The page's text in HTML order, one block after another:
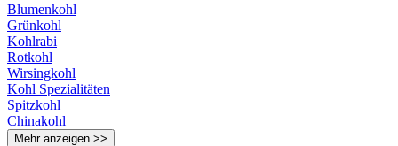
Blumenkohl
Grünkohl
Kohlrabi
Rotkohl
Wirsingkohl
Kohl Spezialitäten
Spitzkohl
Chinakohl
Mehr anzeigen >>